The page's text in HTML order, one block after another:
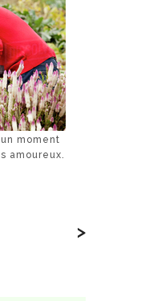
moment
amoureux.
>